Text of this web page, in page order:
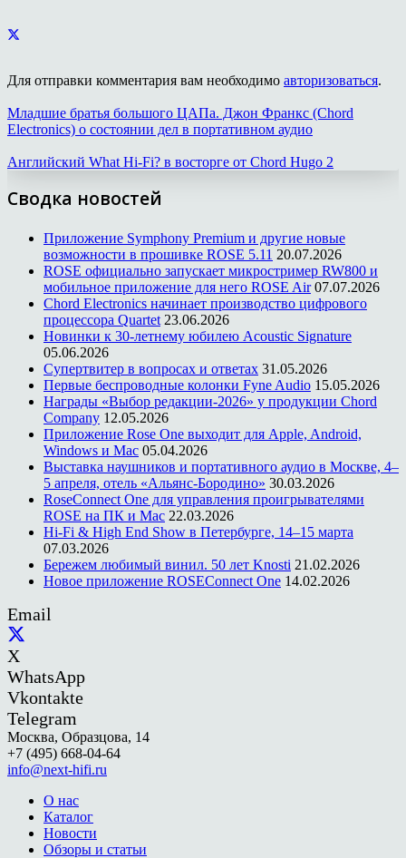
Для отправки комментария вам необходимо авторизоваться.
Младшие братья большого ЦАПа. Джон Франкс (Chord
Electronics) о состоянии дел в портативном аудио
Английский What Hi-Fi? в восторге от Chord Hugo 2
Сводка новостей
Приложение Symphony Premium и другие новые
возможности в прошивке ROSE 5.11 20.07.2026
ROSE официально запускает микростример RW800 и
мобильное приложение для него ROSE Air 07.07.2026
Chord Electronics начинает производство цифрового
процессора Quartet 23.06.2026
Новинки к 30-летнему юбилею Acoustic Signature
05.06.2026
Супертвитер в вопросах и ответах 31.05.2026
Первые беспроводные колонки Fyne Audio 15.05.2026
Награды «Выбор редакции-2026» у продукции Chord
Company 12.05.2026
Приложение Rose One выходит для Apple, Android,
Windows и Mac 05.04.2026
Выставка наушников и портативного аудио в Москве, 4–
5 апреля, отель «Альянс-Бородино» 30.03.2026
RoseConnect One для управления проигрывателями
ROSE на ПК и Mac 22.03.2026
Hi-Fi & High End Show в Петербурге, 14–15 марта
07.03.2026
Бережем любимый винил. 50 лет Knosti 21.02.2026
Новое приложение ROSEConnect One 14.02.2026
Email
X
WhatsApp
Vkontakte
Telegram
Москва, Образцова, 14
+7 (495) 668-04-64
info@next-hifi.ru
О нас
Каталог
Новости
Обзоры и статьи